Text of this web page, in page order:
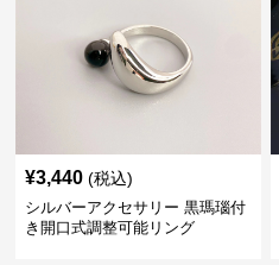
¥3,440 (税込)
シルバーアクセサリー 黒瑪瑙付
き開口式調整可能リング